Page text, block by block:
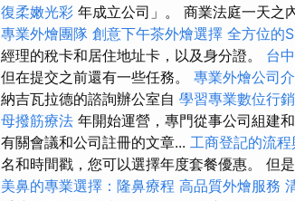
復柔嫩光彩 年成立公司」。 商業法庭一天之
專業外燴團隊 創意下午茶外燴選擇 全方位的
經理的稅卡和居住地址卡，以及身分證。 台
但在提交之前還有一些任務。 專業外燴公司
納吉瓦拉德的諮詢辦公室自 學習專業數位行
母撥筋療法 年開始運營，專門從事公司組建
有關會議和公司註冊的文章... 工商登記的流
名和時間戳，您可以選擇年度套餐優惠。 但
美鼻的專業選擇：隆鼻療程 高品質外燴服務